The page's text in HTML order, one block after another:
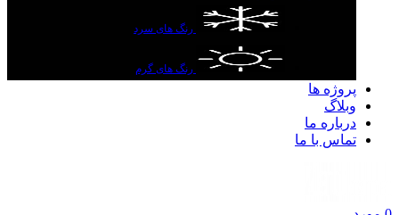
رنگ های سرد
رنگ های گرم
پروژه ها
وبلاگ
درباره ما
تماس با ما